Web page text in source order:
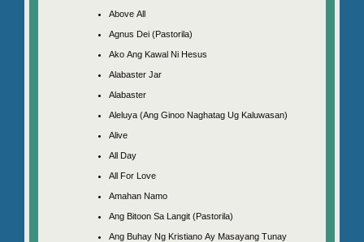
Above All
Agnus Dei (Pastorila)
Ako Ang Kawal Ni Hesus
Alabaster Jar
Alabaster
Aleluya (Ang Ginoo Naghatag Ug Kaluwasan)
Alive
All Day
All For Love
Amahan Namo
Ang Bitoon Sa Langit (Pastorila)
Ang Buhay Ng Kristiano Ay Masayang Tunay